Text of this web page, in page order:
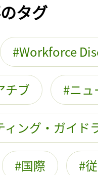
タグ
Workforce
チブ ニュ
ィング・ガイド
国際